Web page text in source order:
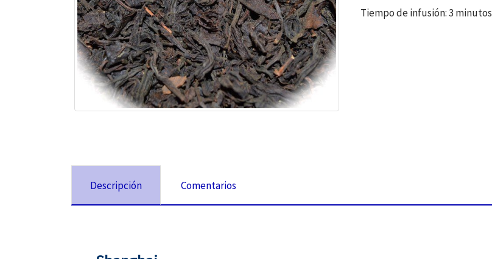
Tiempo de infusión: 3 minutos
Descripción Comentarios